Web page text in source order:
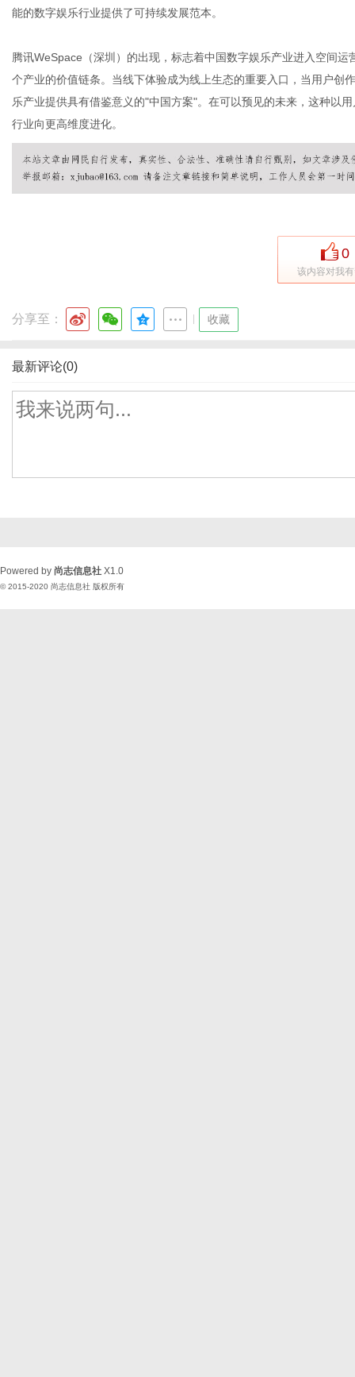
能的数字娱乐行业提供了可持续发展范本。
腾讯WeSpace（深圳）的出现，标志着中国数字娱乐产业进入空间
个产业的价值链条。当线下体验成为线上生态的重要入口，当用户创
乐产业提供具有借鉴意义的"中国方案"。在可以预见的未来，这种以
行业向更高维度进化。
0
该内容对我
分享至： 收藏
最新评论(0)
Powered by 尚志信息社 X1.0
© 2015-2020 尚志信息社 版权所有